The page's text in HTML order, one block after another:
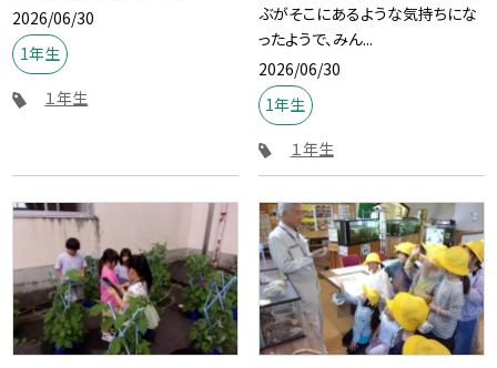
2026/06/30
1年生
１年生
ぶがそこにあるような気持ちにな
ったようで、みん...
2026/06/30
1年生
１年生